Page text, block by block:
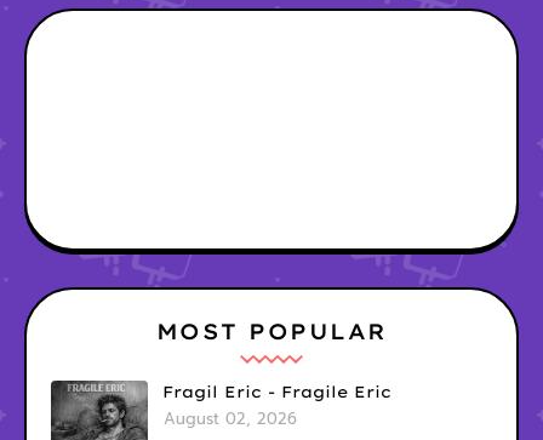
MOST POPULAR
Fragil Eric - Fragile Eric
August 02, 2026